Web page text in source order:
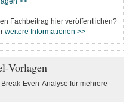
Fachbeitrag hier veröffentlichen?
weitere Informationen >>
Vorlagen
Even-Analyse für mehrere